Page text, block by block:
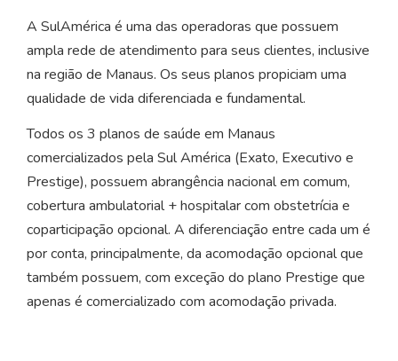
A SulAmérica é uma das operadoras que possuem
ampla rede de atendimento para seus clientes, inclusive
na região de Manaus. Os seus planos propiciam uma
qualidade de vida diferenciada e fundamental.
Todos os 3 planos de saúde em Manaus
comercializados pela Sul América (Exato, Executivo e
Prestige), possuem abrangência nacional em comum,
cobertura ambulatorial + hospitalar com obstetrícia e
coparticipação opcional. A diferenciação entre cada um é
por conta, principalmente, da acomodação opcional que
também possuem, com exceção do plano Prestige que
apenas é comercializado com acomodação privada.